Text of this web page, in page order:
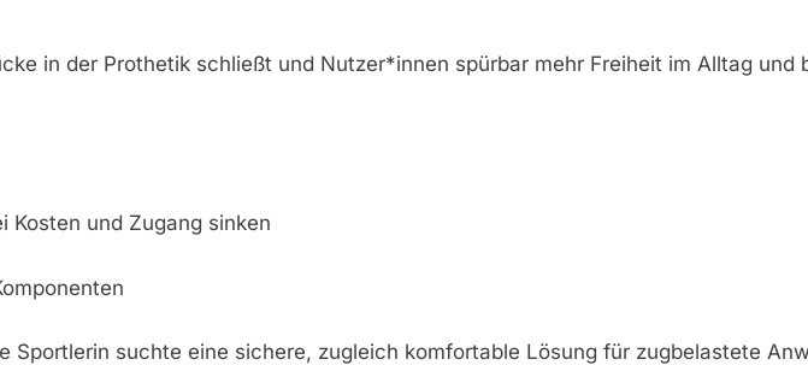
in der Prothetik schließt und Nutzer*innen spürbar mehr Freiheit im Alltag und
Kosten und Zugang sinken
suchte eine sichere, zugleich komfortable Lösung für zugbelastete